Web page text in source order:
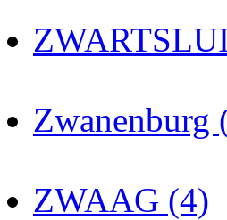
Zwanenburg
ZWAAG (4)